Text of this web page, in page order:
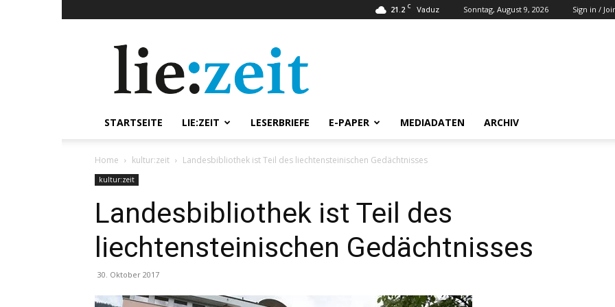
21.2 C Vaduz Sonntag, August 9, 2026 Sign in /
STARTSEITE LIE:ZEIT LESERBRIEFE E-PAPER MEDIADATEN ARCHIV
Home kultur:zeit Landesbibliothek ist Teil des liechtensteinischen Gedächtnisses
kultur:zeit
Landesbibliothek ist Teil des
liechtensteinischen Gedächtnisses
30. Oktober 2017